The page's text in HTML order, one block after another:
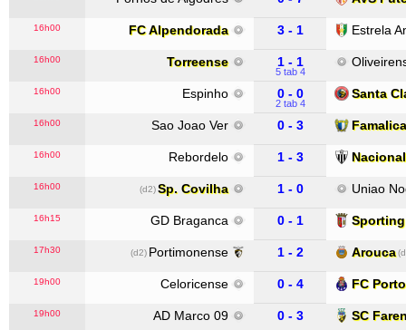
16h00 FC Alpendorada 3 - 1 Estrela
16h00 Torreense 1 - 1
5 tab 4
16h00 Espinho 0 - 0
2 tab 4
Santa
16h00 Sao Joao Ver 0 - 3
16h00 Rebordelo 1 - 3
16h00 (d2)Sp. Covilha 1 - 0 Uniao
16h15 GD Braganca 0 - 1
17h30 (d2) Portimonense 1 - 2 Arouca
19h00 Celoricense 0 - 4 FC Porto
19h00 AD Marco 09 0 - 3 SC